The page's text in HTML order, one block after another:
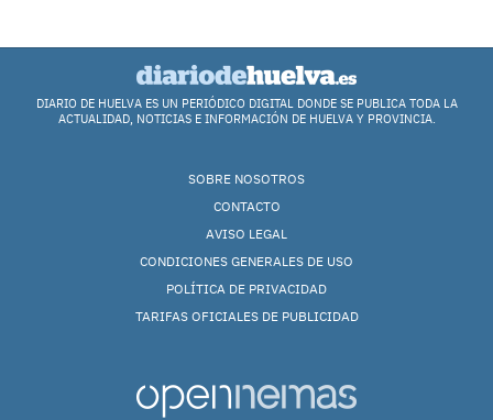
DIARIO DE HUELVA ES UN PERIÓDICO DIGITAL DONDE SE PUBLICA TODA LA
ACTUALIDAD, NOTICIAS E INFORMACIÓN DE HUELVA Y PROVINCIA.
SOBRE NOSOTROS
CONTACTO
AVISO LEGAL
CONDICIONES GENERALES DE USO
POLÍTICA DE PRIVACIDAD
TARIFAS OFICIALES DE PUBLICIDAD